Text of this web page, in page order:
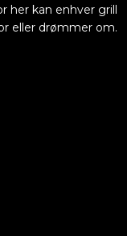
her kan enhver grill
eller drømmer om.